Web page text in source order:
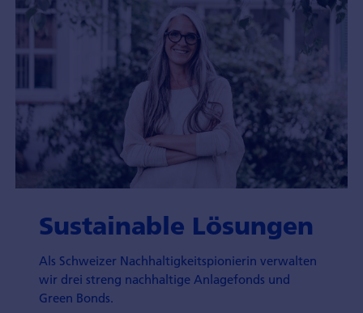
Sustainable Lösungen
Als Schweizer Nachhaltigkeitspionierin verwalten
wir drei streng nachhaltige Anlagefonds und
Green Bonds.